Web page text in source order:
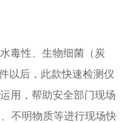
毒性、生物细菌（炭
以后，此款快速检测仪
用，帮助安全部门现场
不明物质等进行现场快